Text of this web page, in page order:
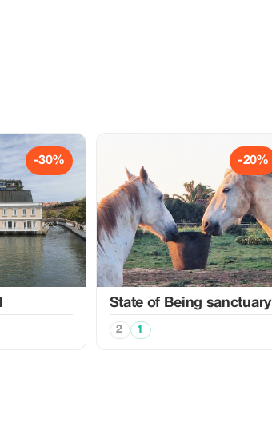
-30% -20%
State of Being sanctuary
2 1